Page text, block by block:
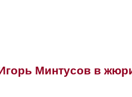
Минтусов в